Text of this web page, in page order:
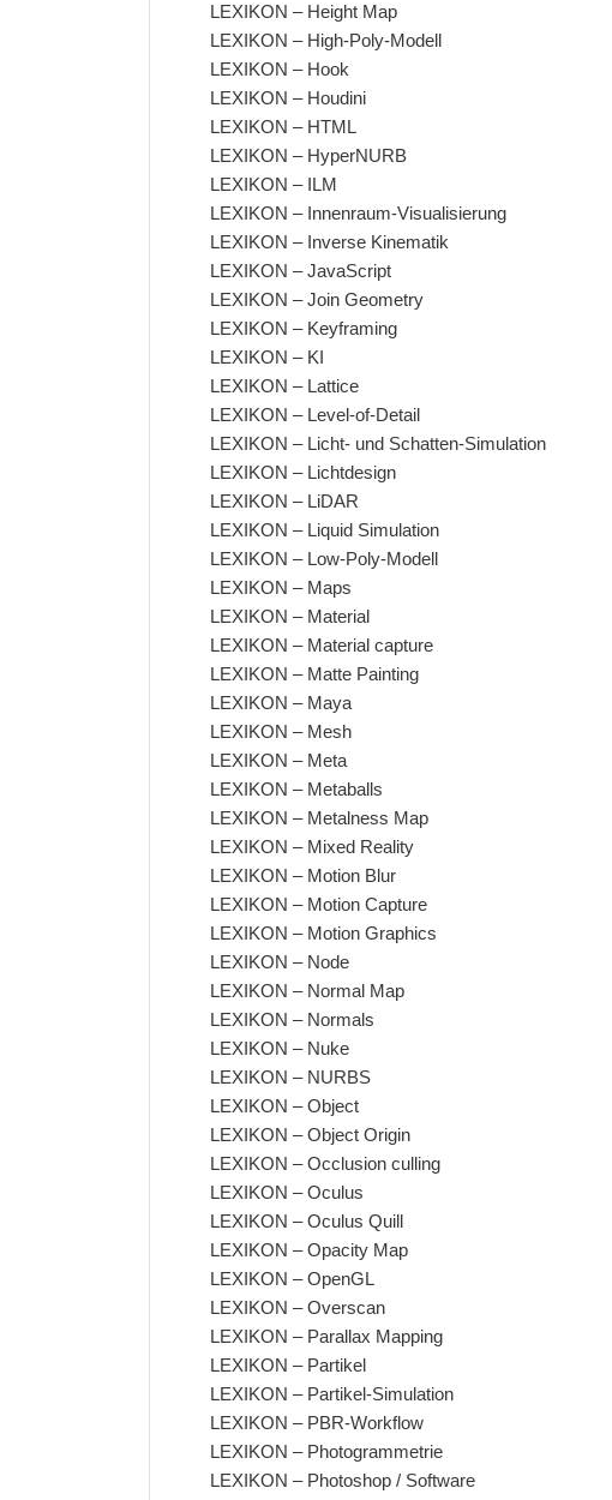
LEXIKON – Height Map
LEXIKON – High-Poly-Modell
LEXIKON – Hook
LEXIKON – Houdini
LEXIKON – HTML
LEXIKON – HyperNURB
LEXIKON – ILM
LEXIKON – Innenraum-Visualisierung
LEXIKON – Inverse Kinematik
LEXIKON – JavaScript
LEXIKON – Join Geometry
LEXIKON – Keyframing
LEXIKON – KI
LEXIKON – Lattice
LEXIKON – Level-of-Detail
LEXIKON – Licht- und Schatten-Simulation
LEXIKON – Lichtdesign
LEXIKON – LiDAR
LEXIKON – Liquid Simulation
LEXIKON – Low-Poly-Modell
LEXIKON – Maps
LEXIKON – Material
LEXIKON – Material capture
LEXIKON – Matte Painting
LEXIKON – Maya
LEXIKON – Mesh
LEXIKON – Meta
LEXIKON – Metaballs
LEXIKON – Metalness Map
LEXIKON – Mixed Reality
LEXIKON – Motion Blur
LEXIKON – Motion Capture
LEXIKON – Motion Graphics
LEXIKON – Node
LEXIKON – Normal Map
LEXIKON – Normals
LEXIKON – Nuke
LEXIKON – NURBS
LEXIKON – Object
LEXIKON – Object Origin
LEXIKON – Occlusion culling
LEXIKON – Oculus
LEXIKON – Oculus Quill
LEXIKON – Opacity Map
LEXIKON – OpenGL
LEXIKON – Overscan
LEXIKON – Parallax Mapping
LEXIKON – Partikel
LEXIKON – Partikel-Simulation
LEXIKON – PBR-Workflow
LEXIKON – Photogrammetrie
LEXIKON – Photoshop / Software